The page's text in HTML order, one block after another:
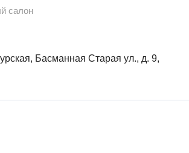
салон
Басманная Старая ул., д. 9,